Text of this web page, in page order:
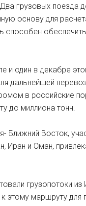
грузовых поезда
основу для
и один в декабре
дальнейшей
в российские
до миллиона тонн.
Ближний Восток,
Иран и Оман,
грузопотоки
этому маршруту